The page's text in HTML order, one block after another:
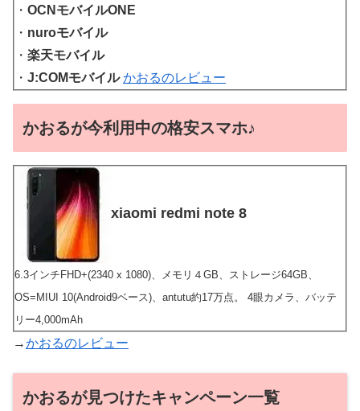
・ OCNモバイルONE
・ nuroモバイル
・ 楽天モバイル
・ J:COMモバイル かおるのレビュー
かおるが今利用中の格安スマホ♪
xiaomi redmi note 8
6.3インチFHD+(2340 x 1080)、メモリ４GB、ストレージ64GB、
OS=MIUI 10(Android9ベース)、antutu約17万点。 4眼カメラ、バッテ
リー4,000mAh
→かおるのレビュー
かおるが見つけたキャンペーン一覧